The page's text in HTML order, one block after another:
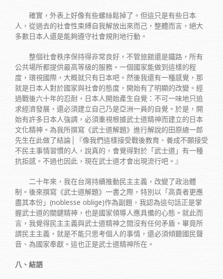
確實，外表上好像有些螺絲鬆掉了。但這只是有些日本
人，從過去的社會性束縛自我解放出來而己，整體而言，絕大
多數日本人還是能夠遵守社會規則地行動。
整個社會秩序保持得非常良好，不管旅館還是鐵路，所有
公共場所都提供最高等級的服務。一個國家能做到這樣的程
度，環視國際，大概就只有日本吧。然後我還有一種感覺，那
就是日本人對於國家與社會的態度，開始有了明顯的改變。經
過戰後六十年的忍耐，日本人開始產生自覺：不可一味地只追
求經濟發展，還必須建立自己乃是亞洲一員的自覺。於是，開
始有許多日本人強調，必須重視根據武士道精神而建立的日本
文化精神。為我所撰寫《武士道解題》進行解說的田原總一郎
先生在此做了結論│『像我們這樣接受戰後教育、養成不願接受
不民主事情習慣的人，說真的，會覺得對於「武士道」有一種
抗拒感。不過也因此，現在武士道才會出現流行吧。』
二十年來，我在台灣持續推動民主主義，改變了政治體
制。後來撰寫《武士道解題》一書之際，特別以「高貴者更應
盡其本份」(noblesse oblige)作為副題，我認為這句話正是掌
握武士道的關鍵精神，也是國家領導人應具備的心態。就此而
言，我覺得民主主義與武士道精神之間沒有任何矛盾。畢竟所
謂民主主義，就是不能只思考個人的事情，還必須傾聽國民聲
音、為國家奉獻。這也正是武士道精神所在。
八、結語